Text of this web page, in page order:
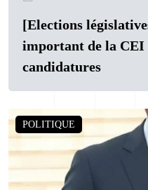
[Elections
important de la CEI
candidatures
POLITIQUE